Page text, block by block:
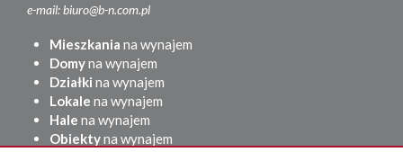
e-mail: biuro@b-n.com.pl
Mieszkania na wynajem
Domyna wynajem
Działki na wynajem
Lokale na wynajem
Hale na wynajem
Obiektyna wynajem